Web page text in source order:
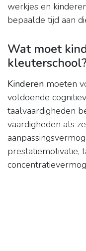
werkjes en
bepaalde tijd aan
Wat moet
Kinderen moeten
voldoende
taalvaardigheden
vaardigheden als
prestatiemotivatie,